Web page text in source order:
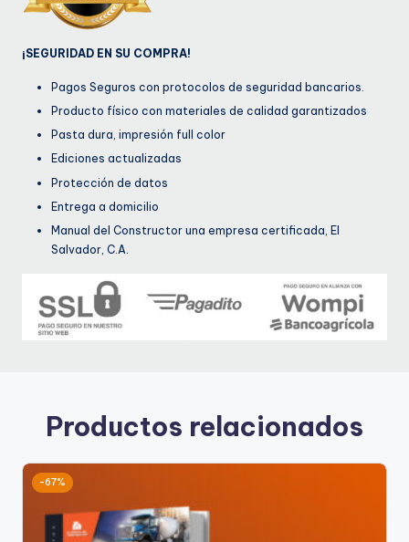
¡SEGURIDAD EN SU COMPRA!
Pagos Seguros con protocolos de seguridad bancarios.
Producto físico con materiales de calidad garantizados
Pasta dura, impresión full color
Ediciones actualizadas
Protección de datos
Entrega a domicilio
Manual del Constructor una empresa certificada, El
Salvador, C.A.
Productos relacionados
-67%